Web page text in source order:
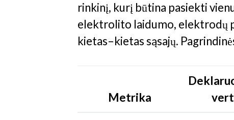
rinkinį, kurį būtina pasiekti
elektrolito laidumo, elektrodų
kietas–kietas sąsajų.
Metrika